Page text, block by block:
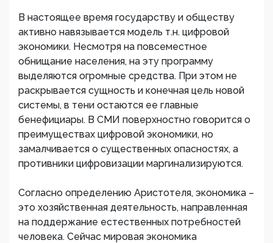
В настоящее время государству и обществу
активно навязывается модель т.н. цифровой
экономики. Несмотря на повсеместное
обнищание населения, на эту программу
выделяются огромные средства. При этом не
раскрывается сущность и конечная цель новой
системы, в тени остаются ее главные
бенефициары. В СМИ поверхностно говорится о
преимуществах цифровой экономики, но
замалчивается о существенных опасностях, а
противники цифровизации маргинализируются.
Согласно определению Аристотеля, экономика –
это хозяйственная деятельность, направленная
на поддержание естественных потребностей
человека. Сейчас мировая экономика